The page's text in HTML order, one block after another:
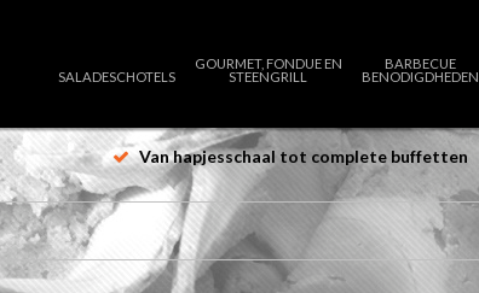
SALADESCHOTELS
GOURMET, FONDUE EN
STEENGRILL
BARBECUE
BENODIGDHEDEN
Van hapjesschaal tot complete buffetten